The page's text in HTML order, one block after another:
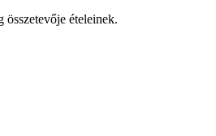
ételeinek.